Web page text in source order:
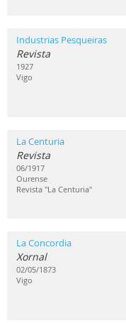
Industrias Pesqueiras
Revista
1927
Vigo
La Centuria
Revista
06/1917
Ourense
Revista "La Centuria"
La Concordia
Xornal
02/05/1873
Vigo